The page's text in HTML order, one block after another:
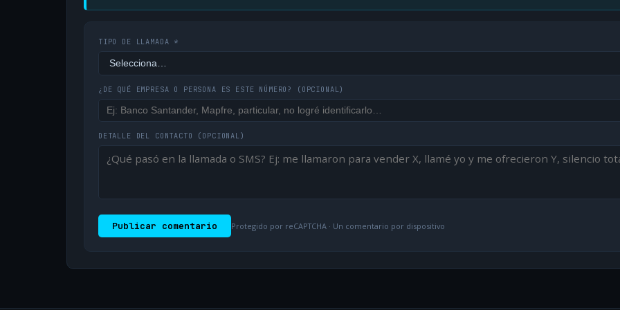
TIPO DE LLAMADA *
¿DE QUÉ EMPRESA O PERSONA ES ESTE NÚMERO? (OPCIONAL)
DETALLE DEL CONTACTO (OPCIONAL)
Publicar comentario Protegido por reCAPTCHA · Un comentario por dispositivo